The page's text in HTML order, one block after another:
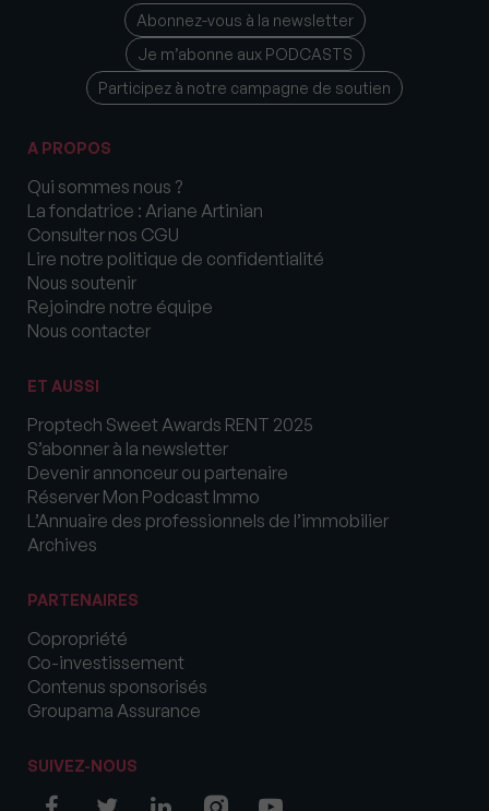
Abonnez-vous à la newsletter
Je m’abonne aux PODCASTS
Participez à notre campagne de soutien
A PROPOS
Qui sommes nous ?
La fondatrice : Ariane Artinian
Consulter nos CGU
Lire notre politique de confidentialité
Nous soutenir
Rejoindre notre équipe
Nous contacter
ET AUSSI
Proptech Sweet Awards RENT 2025
S’abonner à la newsletter
Devenir annonceur ou partenaire
Réserver Mon Podcast Immo
L’Annuaire des professionnels de l’immobilier
Archives
PARTENAIRES
Copropriété
Co-investissement
Contenus sponsorisés
Groupama Assurance
SUIVEZ-NOUS